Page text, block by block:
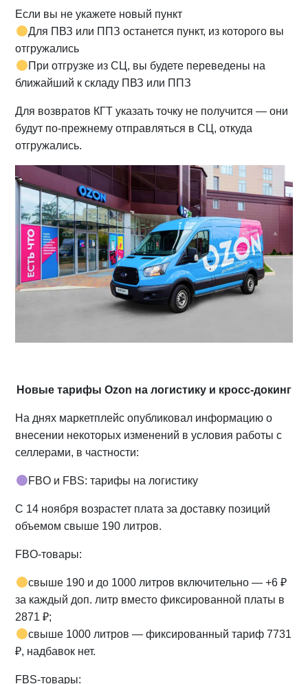
Если вы не укажете новый пункт
Для ПВЗ или ППЗ останется пункт, из которого вы
отгружались
При отгрузке из СЦ, вы будете переведены на
ближайший к складу ПВЗ или ППЗ
Для возвратов КГТ указать точку не получится — они
будут по-прежнему отправляться в СЦ, откуда
отгружались.
Новые тарифы Ozon на логистику и кросс-докинг
На днях маркетплейс опубликовал информацию о
внесении некоторых изменений в условия работы с
селлерами, в частности:
FBO и FBS: тарифы на логистику
С 14 ноября возрастет плата за доставку позиций
объемом свыше 190 литров.
FBO-товары:
свыше 190 и до 1000 литров включительно — +6 ₽
за каждый доп. литр вместо фиксированной платы в
2871 ₽;
свыше 1000 литров — фиксированный тариф 7731
₽, надбавок нет.
FBS-товары: